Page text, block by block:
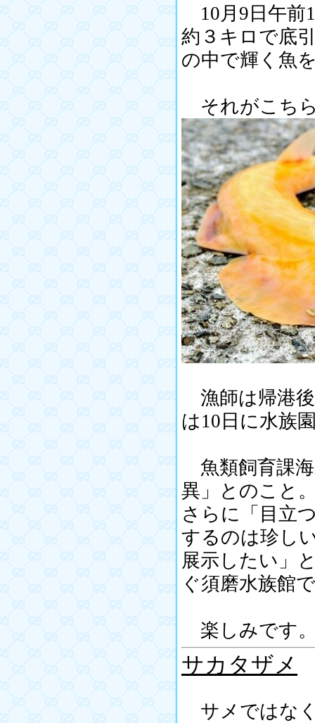
10月9日午前
約３キロで底
の中で輝く魚
それがこち
漁師は帰港
は10日に水族
魚類飼育課
異」とのこと
さらに「目立
するのは珍し
展示したい」
ぐ須磨水族館
楽しみです
サカタザメ
サメではな